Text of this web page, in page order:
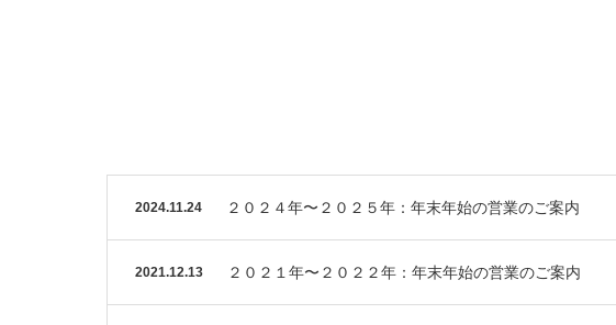
2024.11.24 ２０２４年〜２０２５年：年末年始の営業のご案内
2021.12.13 ２０２１年〜２０２２年：年末年始の営業のご案内